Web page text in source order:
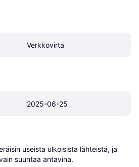
Verkkovirta
2025-06-25
useista ulkoisista lähteistä, ja
suuntaa antavina.